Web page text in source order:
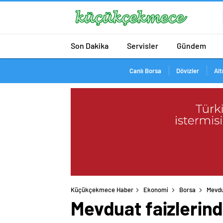
Son Dakika Servisler Gündem
Canlı Borsa Dövizler
Küçükçekmece Haber Ekonomi Borsa
Mevduat